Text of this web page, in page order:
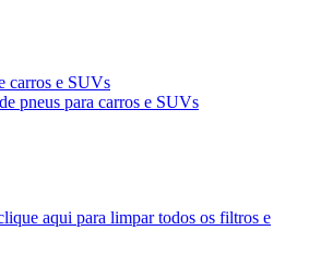
carros e SUVs
pneus para carros e SUVs
aqui para limpar todos os filtros e